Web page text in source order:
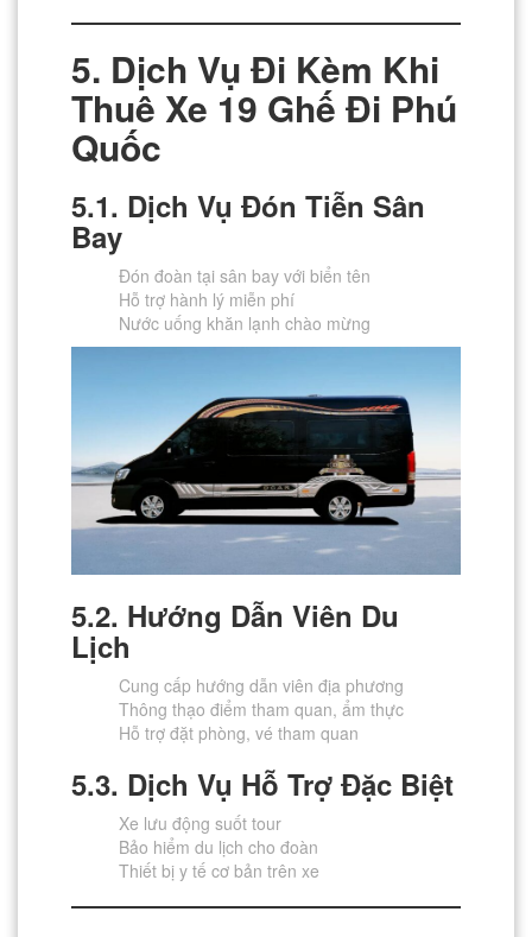
5. Dịch Vụ Đi Kèm Khi
Thuê Xe 19 Ghế Đi Phú
Quốc
5.1. Dịch Vụ Đón Tiễn Sân
Bay
Đón đoàn tại sân bay với biển tên
Hỗ trợ hành lý miễn phí
Nước uống khăn lạnh chào mừng
5.2. Hướng Dẫn Viên Du
Lịch
Cung cấp hướng dẫn viên địa phương
Thông thạo điểm tham quan, ẩm thực
Hỗ trợ đặt phòng, vé tham quan
5.3. Dịch Vụ Hỗ Trợ Đặc Biệt
Xe lưu động suốt tour
Bảo hiểm du lịch cho đoàn
Thiết bị y tế cơ bản trên xe